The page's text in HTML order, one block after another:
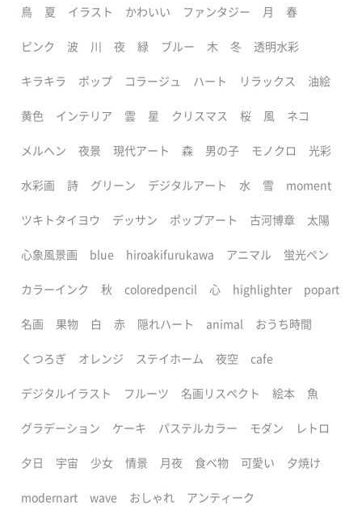
鳥 夏 イラスト かわいい ファンタジー 月 春
ピンク 波 川 夜 緑 ブルー 木 冬 透明水彩
キラキラ ポップ コラージュ ハート リラックス 油絵
黄色 インテリア 雲 星 クリスマス 桜 風 ネコ
メルヘン 夜景 現代アート 森 男の子 モノクロ 光彩
水彩画 詩 グリーン デジタルアート 水 雪 moment
ツキトタイヨウ デッサン ポップアート 古河博章 太陽
心象風景画 blue hiroakifurukawa アニマル 蛍光ペン
カラーインク 秋 coloredpencil 心 highlighter popart
名画 果物 白 赤 隠れハート animal おうち時間
くつろぎ オレンジ ステイホーム 夜空 cafe
デジタルイラスト フルーツ 名画リスペクト 絵本 魚
グラデーション ケーキ パステルカラー モダン レトロ
夕日 宇宙 少女 情景 月夜 食べ物 可愛い 夕焼け
modernart wave おしゃれ アンティーク